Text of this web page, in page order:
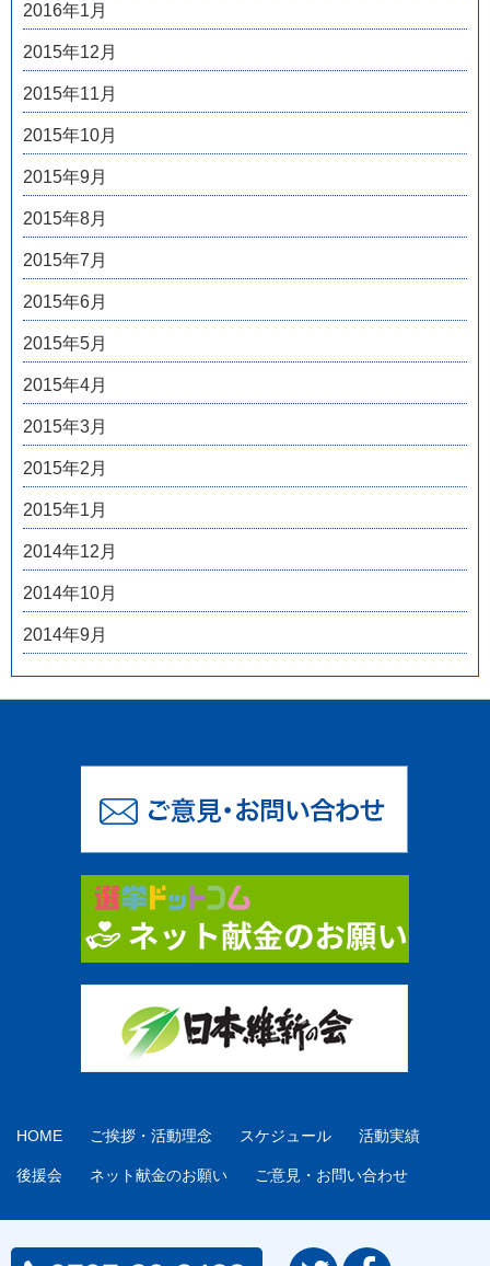
2016年1月
2015年12月
2015年11月
2015年10月
2015年9月
2015年8月
2015年7月
2015年6月
2015年5月
2015年4月
2015年3月
2015年2月
2015年1月
2014年12月
2014年10月
2014年9月
HOME ご挨拶・活動理念 スケジュール 活動実績
後援会 ネット献金のお願い ご意見・お問い合わせ